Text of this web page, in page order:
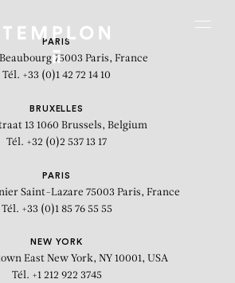
PARIS
75003 Paris, France
Tél. +33 (0)1 42 72 14 10
BRUXELLES
13 1060 Brussels, Belgium
Tél. +32 (0)2 537 13 17
PARIS
Saint-Lazare 75003 Paris, France
Tél. +33 (0)1 85 76 55 55
NEW YORK
East New York, NY 10001, USA
Tél. +1 212 922 3745